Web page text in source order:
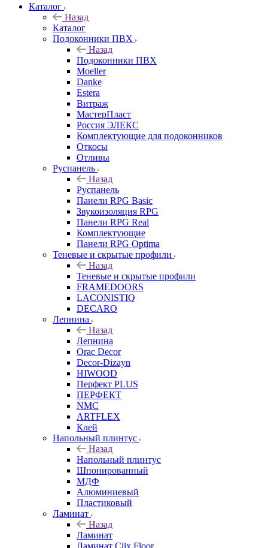
Каталог
Назад
Каталог
Подоконники ПВХ
Назад
Подоконники ПВХ
Moeller
Danke
Estera
Витраж
МастерПласт
Россия ЭЛЕКС
Комплектующие для подоконников
Откосы
Отливы
Руспанель
Назад
Руспанель
Панели RPG Basic
Звукоизоляция RPG
Панели RPG Real
Комплектующие
Панели RPG Optima
Теневые и скрытые профили
Назад
Теневые и скрытые профили
FRAMEDOORS
LACONISTIQ
DECARO
Лепнина
Назад
Лепнина
Orac Decor
Decor-Dizayn
HIWOOD
Перфект PLUS
ПЕРФЕКТ
NMC
ARTFLEX
Клей
Напольный плинтус
Назад
Напольный плинтус
Шпонированный
МДФ
Алюминиевый
Пластиковый
Ламинат
Назад
Ламинат
Ламинат Clix Floor